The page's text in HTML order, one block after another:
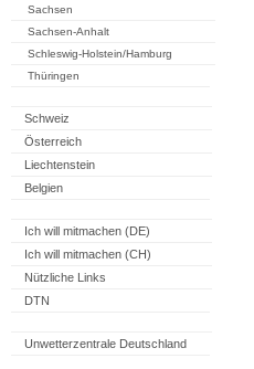
Sachsen
Sachsen-Anhalt
Schleswig-Holstein/Hamburg
Thüringen
Schweiz
Österreich
Liechtenstein
Belgien
Ich will mitmachen (DE)
Ich will mitmachen (CH)
Nützliche Links
DTN
Unwetterzentrale Deutschland